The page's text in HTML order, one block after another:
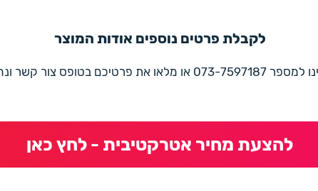
לקבלת פרטים נוספים אודות המוצר
בטופס צור קשר ונחזור בהקדם
להצעת מחיר אטרקטיבית - לחץ כאן